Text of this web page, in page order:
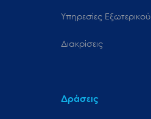
Υπηρεσίες Εξωτερικού
Διακρίσεις
Δράσεις